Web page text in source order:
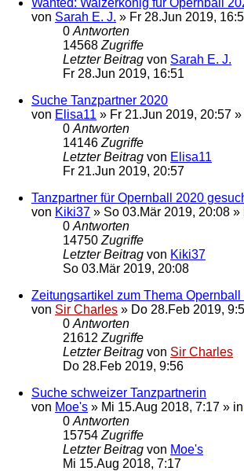
von Sarah E. J. » Fr 28.Jun 2019,
0 Antworten
14568 Zugriffe
Letzter Beitrag von Sarah E. J.
Fr 28.Jun 2019, 16:51
Suche Tanzpartner 2020
von Elisa11 » Fr 21.Jun 2019, 20:57 »
0 Antworten
14146 Zugriffe
Letzter Beitrag von Elisa11
Fr 21.Jun 2019, 20:57
Tanzpartner für Opernball 2020
von Kiki37 » So 03.Mär 2019, 20:08 »
0 Antworten
14750 Zugriffe
Letzter Beitrag von Kiki37
So 03.Mär 2019, 20:08
Zeitungsartikel zum Thema Opernball
von Sir Charles » Do 28.Feb 2019,
0 Antworten
21612 Zugriffe
Letzter Beitrag von Sir Charles
Do 28.Feb 2019, 9:56
Suche schweizer Tanzpartnerin
von Moe's » Mi 15.Aug 2018, 7:17 » in
0 Antworten
15754 Zugriffe
Letzter Beitrag von Moe's
Mi 15.Aug 2018, 7:17